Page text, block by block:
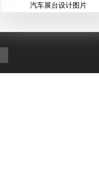
汽车展台设计图片